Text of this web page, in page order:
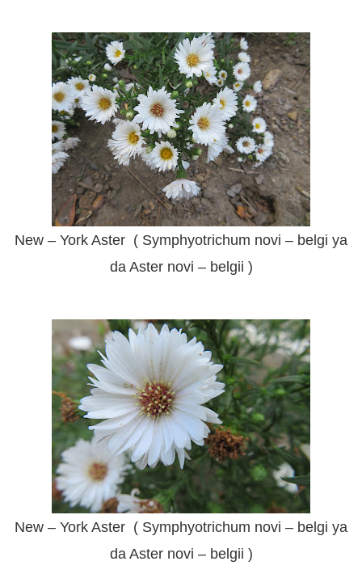
New – York Aster ( Symphyotrichum novi – belgi ya
da Aster novi – belgii )
New – York Aster ( Symphyotrichum novi – belgi ya
da Aster novi – belgii )